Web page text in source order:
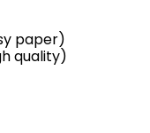
paper)
quality)